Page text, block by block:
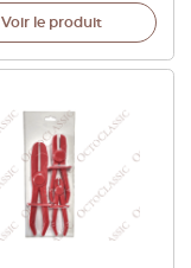
Voir le produit